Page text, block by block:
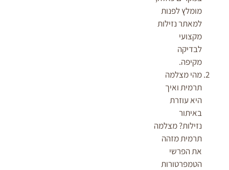
מומלץ לפנות
למאתר נזילות
מקצועי
לבדיקה
מקיפה.
מהי מצלמה
תרמית ואיך
היא עוזרת
באיתור
נזילות? מצלמה
תרמית מזהה
את הפרשי
הטמפרטורות